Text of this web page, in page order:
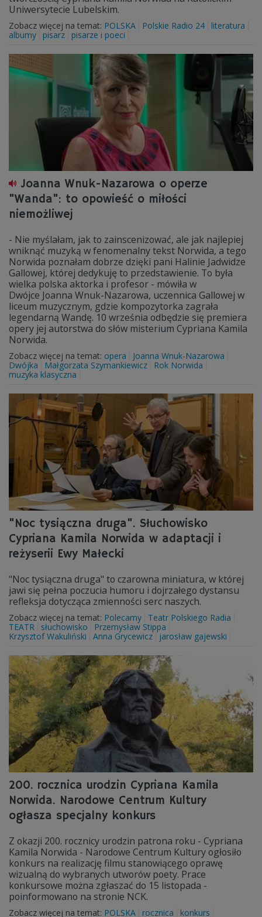
Uniwersytecie Lubelskim.
Zobacz więcej na temat: POLSKA Polskie Radio 24
literatura
albumy
pisarz pisarze i poeci
Joanna Wnuk-Nazarowa o operze
"Wanda": to opowieść o miłości
niemożliwej
- Nie myślałam, jak to zainscenizować, ale jak najlepiej
wniknąć muzyką w fenomenalny tekst Norwida, a tego
Norwida poznałam dobrze dzięki pani Halinie Jadwidze
Gallowej, której dedykuję to przedstawienie. To była
wielka polska aktorka i profesor - mówiła w
Dwójce Joanna Wnuk-Nazarowa, uczennica Gallowej w
liceum muzycznym, gdzie kompozytorka zagrała
legendarną Wandę. 10 września odbędzie się premiera
opery jej autorstwa do słów misterium Cypriana Kamila
Norwida.
Zobacz więcej na temat: opera
Joanna Wnuk-Nazarowa
Dwójka
Małgorzata Szymankiewicz
Rok Norwida
muzyka klasyczna
"Noc tysiączna druga". Słuchowisko
Cypriana Kamila Norwida w adaptacji i
reżyserii Ewy Małecki
"Noc tysiączna druga" to czarowna miniatura, w której
jawi się pełna poczucia humoru i dojrzałego dystansu
refleksja dotycząca zmienności serc naszych.
Zobacz więcej na temat: Polecamy
Teatr Polskiego Radia
TEATR
słuchowisko
Przemysław Stippa
Krzysztof Wakuliński
Anna Grycewicz jarosław gajewski
200. rocznica urodzin Cypriana Kamila
Norwida. Narodowe Centrum Kultury
ogłasza specjalny konkurs
Z okazji 200. rocznicy urodzin patrona roku - Cypriana
Kamila Norwida - Narodowe Centrum Kultury ogłosiło
konkurs na realizację filmu stanowiącego oprawę
wizualną do wybranych utworów poety. Prace
konkursowe można zgłaszać do 15 listopada -
poinformowano na stronie NCK.
Zobacz więcej na temat: POLSKA rocznica
konkurs